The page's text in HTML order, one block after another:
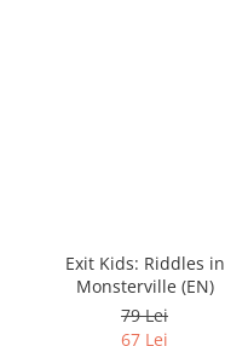
Exit Kids: Riddles in
Monsterville (EN)
79 Lei
67 Lei